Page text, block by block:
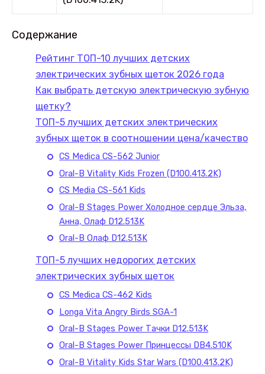
Содержание
Рейтинг ТОП-10 лучших детских
электрических зубных щеток 2026 года
Как выбрать детскую электрическую зубную
щетку?
ТОП-5 лучших детских электрических
зубных щеток в соотношении цена/качество
CS Medica CS-562 Junior
Oral-B Vitality Kids Frozen (D100.413.2K)
CS Media CS-561 Kids
Oral-B Stages Power Холодное сердце Эльза,
Анна, Олаф D12.513K
Oral-B Олаф D12.513K
ТОП-5 лучших недорогих детских
электрических зубных щеток
CS Medica CS-462 Kids
Longa Vita Angry Birds SGA-1
Oral-B Stages Power Тачки D12.513K
Oral-B Stages Power Принцессы DB4.510K
Oral-B Vitality Kids Star Wars (D100.413.2K)